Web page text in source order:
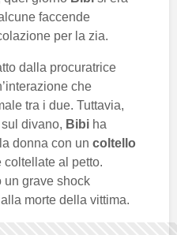
faccende
per la zia.
dalla procuratrice
che
tra i due. Tuttavia,
divano, Bibi ha
donna con un coltello
coltellate al petto.
un grave shock
morte della vittima.